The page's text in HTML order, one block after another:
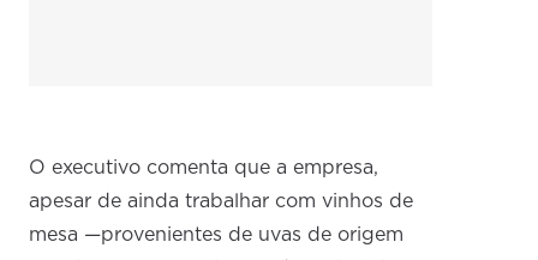
O executivo comenta que a empresa,
apesar de ainda trabalhar com vinhos de
mesa —provenientes de uvas de origem